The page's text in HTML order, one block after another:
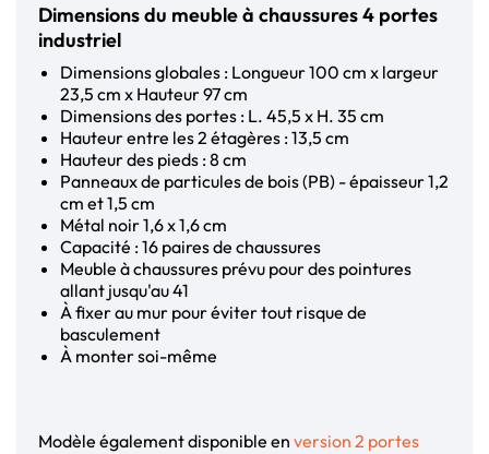
Dimensions du meuble à chaussures 4 portes
industriel
Dimensions globales : Longueur 100 cm x largeur
23,5 cm x Hauteur 97 cm
Dimensions des portes : L. 45,5 x H. 35 cm
Hauteur entre les 2 étagères : 13,5 cm
Hauteur des pieds : 8 cm
Panneaux de particules de bois (PB) - épaisseur 1,2
cm et 1,5 cm
Métal noir 1,6 x 1,6 cm
Capacité : 16 paires de chaussures
Meuble à chaussures prévu pour des pointures
allant jusqu'au 41
À fixer au mur pour éviter tout risque de
basculement
À monter soi-même
Modèle également disponible en version 2 portes